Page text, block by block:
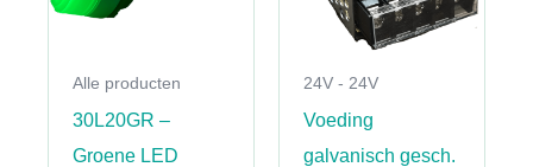
Alle producten
30L20GR –
Groene LED
24V - 24V
Voeding
galvanisch gesch.